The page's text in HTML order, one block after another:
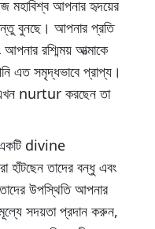
মহাবিশ্ব আপনার হৃদয়ের
বুনছে। আপনার প্রতি
রশ্মিময় আত্মাকে
এত সমৃদ্ধভাবে প্রাপ্য।
nurtur করছেন তা
একটি divine
তাদের বন্ধু এবং
উপস্থিতি আপনার
সদয়তা প্রদান করুন,